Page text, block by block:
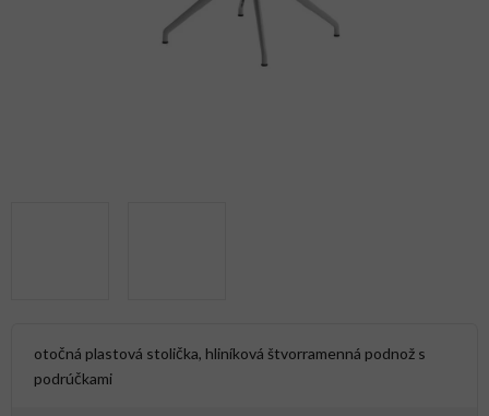
otočná plastová stolička, hliníková štvorramenná podnož s
podrúčkami